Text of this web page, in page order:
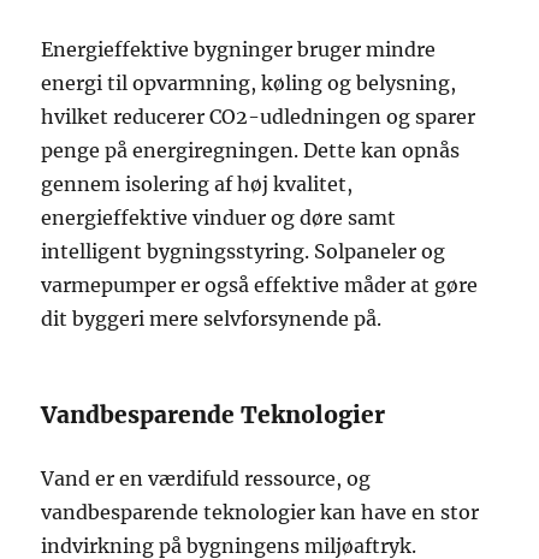
Energieffektive bygninger bruger mindre
energi til opvarmning, køling og belysning,
hvilket reducerer CO2-udledningen og sparer
penge på energiregningen. Dette kan opnås
gennem isolering af høj kvalitet,
energieffektive vinduer og døre samt
intelligent bygningsstyring. Solpaneler og
varmepumper er også effektive måder at gøre
dit byggeri mere selvforsynende på.
Vandbesparende Teknologier
Vand er en værdifuld ressource, og
vandbesparende teknologier kan have en stor
indvirkning på bygningens miljøaftryk.